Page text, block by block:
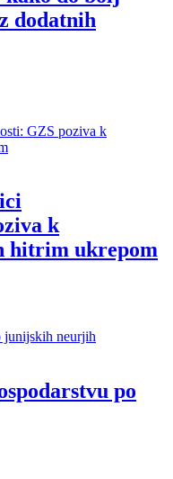
dodatnih
GZS poziva k
k
hitrim ukrepom
junijskih neurjih
po